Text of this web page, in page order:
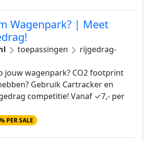
Wagenpark? | Meet
toepassingen
rijgedrag-
jouw wagenpark? CO2 footprint
Gebruik Cartracker en
competitie! Vanaf ✓7,- per
% PER SALE